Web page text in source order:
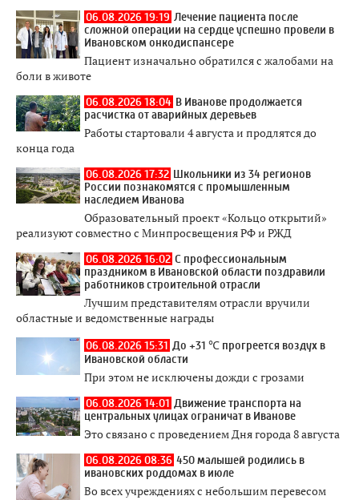
06.08.2026 19:19 Лечение пациента после
сложной операции на сердце успешно провели в
Ивановском онкодиспансере
Пациент изначально обратился с жалобами на
боли в животе
06.08.2026 18:04 В Иванове продолжается
расчистка от аварийных деревьев
Работы стартовали 4 августа и продлятся до
конца года
06.08.2026 17:32 Школьники из 34 регионов
России познакомятся с промышленным
наследием Иванова
Образовательный проект «Кольцо открытий»
реализуют совместно с Минпросвещения РФ и РЖД
06.08.2026 16:02 С профессиональным
праздником в Ивановской области поздравили
работников строительной отрасли
Лучшим представителям отрасли вручили
областные и ведомственные награды
06.08.2026 15:31 До +31 ℃ прогреется воздух в
Ивановской области
При этом не исключены дожди с грозами
06.08.2026 14:01 Движение транспорта на
центральных улицах ограничат в Иванове
Это связано с проведением Дня города 8 августа
06.08.2026 08:36 450 малышей родились в
ивановских роддомах в июле
Во всех учреждениях с небольшим перевесом